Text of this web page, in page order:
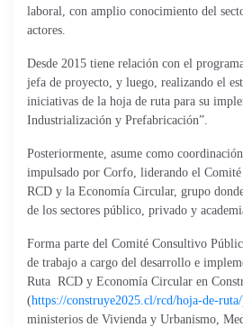
laboral, con amplio conocimiento del
actores.
Desde 2015 tiene relación con el
jefa de proyecto, y luego, realizando el
iniciativas de la hoja de ruta para su
Industrialización y Prefabricación”.
Posteriormente, asume como
impulsado por Corfo, liderando el Comité
RCD y la Economía Circular, grupo
de los sectores público, privado y
Forma parte del Comité Consultivo
de trabajo a cargo del desarrollo e
Ruta RCD y Economía Circular en
(https://construye2025.cl/rcd/hoja-de-ruta/
ministerios de Vivienda y Urbanismo,